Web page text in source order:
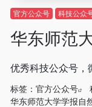
官方公众号 科技公众
华东师范
优秀科技公众号，
标签： 官方公众号
华东师范大学学报自